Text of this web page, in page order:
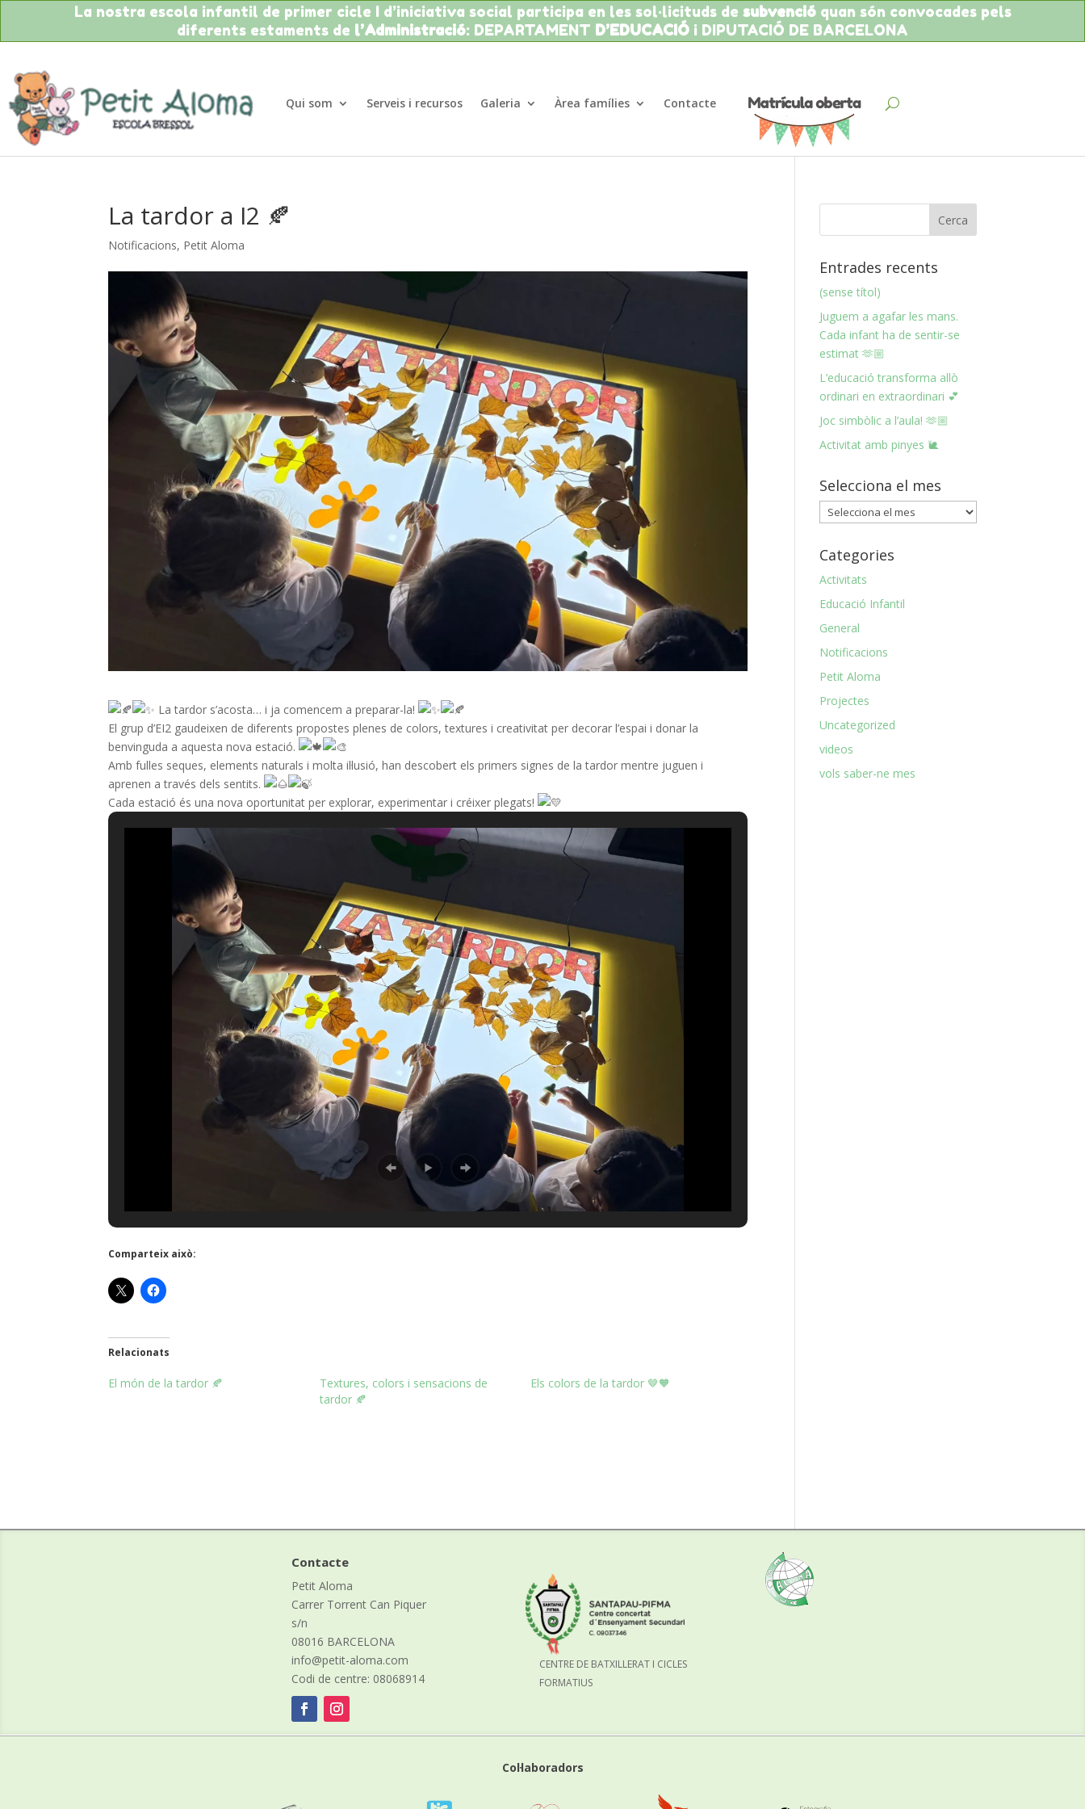
La nostra escola infantil de primer cicle I d’iniciativa social participa en les sol·licituds de subvencióquan són convocades pels
diferents estaments de l’Administració: DEPARTAMENT D’EDUCACIÓ i DIPUTACIÓ DE BARCELONA
Qui som Serveis i recursos Galeria Àrea famílies Contacte
La tardor a I2 🍂
Notificacions, Petit Aloma
La tardor s’acosta… i ja comencem a preparar-la!
El grup d’EI2 gaudeixen de diferents propostes plenes de colors, textures i creativitat per decorar l’espai i donar la
benvinguda a aquesta nova estació.
Amb fulles seques, elements naturals i molta il·lusió, han descobert els primers signes de la tardor mentre juguen i
aprenen a través dels sentits.
Cada estació és una nova oportunitat per explorar, experimentar i créixer plegats!
Comparteix això:
Relacionats
El món de la tardor 🍂
Textures, colors i sensacions de
tardor 🍂
Els colors de la tardor 🤎🧡
Entrades recents
(sense títol)
Juguem a agafar les mans.
Cada infant ha de sentir-se
estimat 🫶🏼
L’educació transforma allò
ordinari en extraordinari 💕
Joc simbòlic a l’aula! 🫶🏼
Activitat amb pinyes 🐌
Selecciona el mes
Selecciona
el
mes
Categories
Activitats
Educació Infantil
General
Notificacions
Petit Aloma
Projectes
Uncategorized
videos
vols saber-ne mes
Contacte
Petit Aloma
Carrer Torrent Can Piquer
s/n
08016 BARCELONA
info@petit-aloma.com
Codi de centre: 08068914
CENTRE DE BATXILLERAT I CICLES
FORMATIUS
Col·laboradors